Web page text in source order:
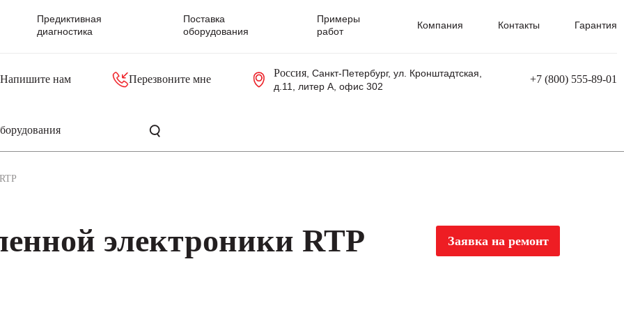
Предиктивная
диагностика
Поставка
оборудования
Примеры
работ
Компания Контакты Гарантия
Напишите нам Перезвоните мне
Россия, Санкт-Петербург, ул. Кронштадтская,
д.11, литер А, офис 302
+7 (800) 555-89-01
RTP
электроники RTP Заявка на ремонт